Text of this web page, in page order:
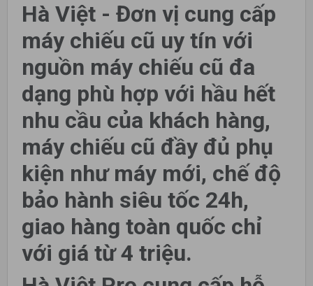
Hà Việt - Đơn vị cung cấp
máy chiếu cũ uy tín với
nguồn máy chiếu cũ đa
dạng phù hợp với hầu hết
nhu cầu của khách hàng,
máy chiếu cũ đầy đủ phụ
kiện như máy mới, chế độ
bảo hành siêu tốc 24h,
giao hàng toàn quốc chỉ
với giá từ 4 triệu.